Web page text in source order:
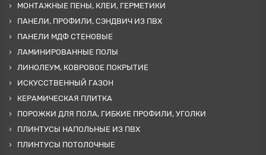
МОНТАЖНЫЕ ПЕНЫ, КЛЕИ, ГЕРМЕТИКИ
ПАНЕЛИ, ПРОФИЛИ, СЭНДВИЧ ИЗ ПВХ
ПАНЕЛИ МДФ СТЕНОВЫЕ
ЛАМИНИРОВАННЫЕ ПОЛЫ
ЛИНОЛЕУМ, КОВРОВОЕ ПОКРЫТИЕ
ИСКУССТВЕННЫЙ ГАЗОН
КЕРАМИЧЕСКАЯ ПЛИТКА
ПОРОЖКИ ДЛЯ ПОЛА, ГИБКИЕ ПРОФИЛИ, УГОЛКИ
ПЛИНТУСЫ НАПОЛЬНЫЕ ИЗ ПВХ
ПЛИНТУСЫ ПОТОЛОЧНЫЕ